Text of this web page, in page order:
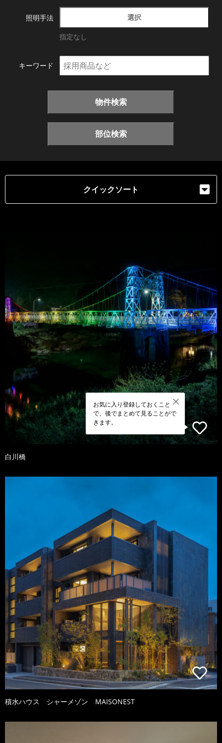
照明手法 選択
指定なし
キーワード
物件検索
部位検索
クイックソート
お気に入り登録しておくこと
で、後でまとめて見ることがで
きます。
白川橋
積水ハウス シャーメゾン MAISONEST